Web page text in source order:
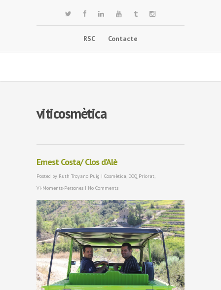
RSC Contacte
viticosmètica
Ernest Costa/ Clos d’Alè
Posted by Ruth Troyano Puig | Cosmètica, DOQ Priorat
Vi·Moments·Persones | No Comments